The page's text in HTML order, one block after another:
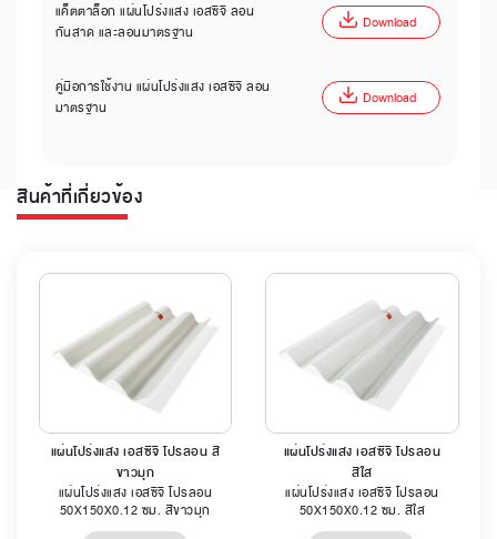
แค็ตตาล็อก แผ่นโปร่งแสง เอสซีจี ลอน
กันสาด และลอนมาตรฐาน
Download
คู่มือการใช้งาน แผ่นโปร่งแสง เอสซีจี ลอน
มาตรฐาน
Download
สินค้าที่เกี่ยวข้อง
แผ่นโปร่งแสง เอสซีจี โปรลอน สี
ขาวมุก
แผ่นโปร่งแสง เอสซีจี โปรลอน
50X150X0.12 ซม. สีขาวมุก
แผ่นโปร่งแสง เอสซีจี โปรลอน
สีใส
แผ่นโปร่งแสง เอสซีจี โปรลอน
50X150X0.12 ซม. สีใส